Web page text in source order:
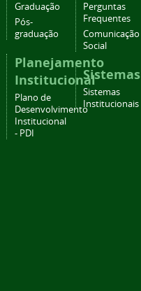
Graduação
Pós-
graduação
Planejamento
Institucional
Plano de
Desenvolvimento
Institucional
- PDI
Perguntas
Frequentes
Comunicação
Social
Sistemas
Sistemas
Institucionais